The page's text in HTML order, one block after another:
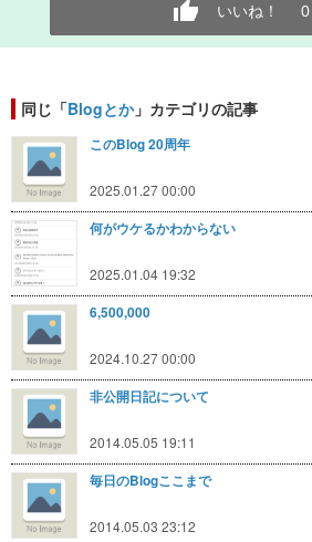
いいね！ 0
同じ「Blogとか」カテゴリの記事
このBlog 20周年
2025.01.27 00:00
何がウケるかわからない
2025.01.04 19:32
6,500,000
2024.10.27 00:00
非公開日記について
2014.05.05 19:11
毎日のBlogここまで
2014.05.03 23:12